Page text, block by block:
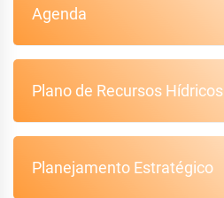
Agenda
Plano de Recursos Hídricos
Planejamento Estratégico